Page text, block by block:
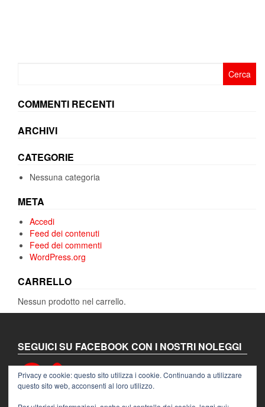
COMMENTI RECENTI
ARCHIVI
CATEGORIE
Nessuna categoria
META
Accedi
Feed dei contenuti
Feed dei commenti
WordPress.org
CARRELLO
Nessun prodotto nel carrello.
SEGUICI SU FACEBOOK CON I NOSTRI NOLEGGI
Facebook
Privacy e cookie: questo sito utilizza i cookie. Continuando a utilizzare
questo sito web, acconsenti al loro utilizzo.